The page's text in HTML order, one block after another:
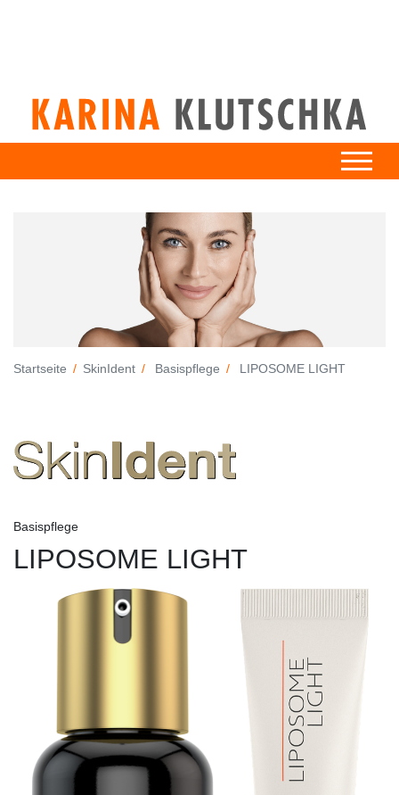
Startseite SkinIdent Basispflege LIPOSOME LIGHT
Basispflege
LIPOSOME LIGHT